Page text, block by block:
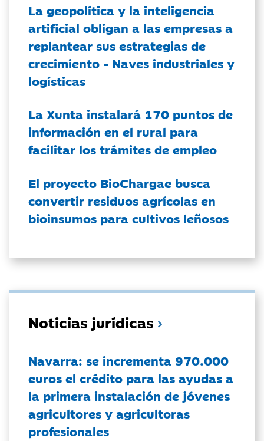
La geopolítica y la inteligencia
artificial obligan a las empresas a
replantear sus estrategias de
crecimiento - Naves industriales y
logísticas
La Xunta instalará 170 puntos de
información en el rural para
facilitar los trámites de empleo
El proyecto BioChargae busca
convertir residuos agrícolas en
bioinsumos para cultivos leñosos
Noticias jurídicas
Navarra: se incrementa 970.000
euros el crédito para las ayudas a
la primera instalación de jóvenes
agricultores y agricultoras
profesionales